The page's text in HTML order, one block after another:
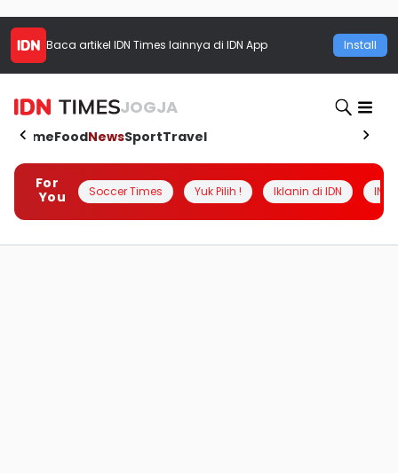
Baca artikel IDN Times lainnya di IDN App Install
JOGJA
HomeFoodNewsSportTravel
For
You
Soccer Times Yuk Pilih ! Iklanin di IDN